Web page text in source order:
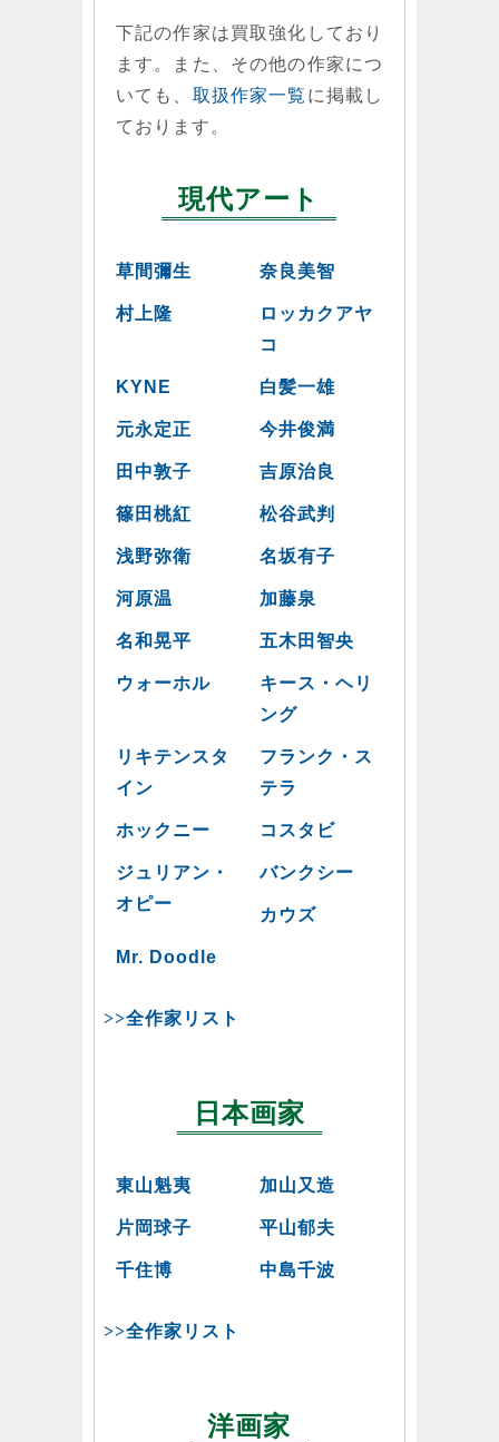
下記の作家は買取強化しており
ます。また、その他の作家につ
いても、 取扱作家一覧 に掲載し
ております。
現代アート
草間彌生 奈良美智
村上隆
ロッカクアヤ
コ
KYNE 白髪一雄
元永定正 今井俊満
田中敦子 吉原治良
篠田桃紅 松谷武判
浅野弥衛 名坂有子
河原温 加藤泉
名和晃平 五木田智央
ウォーホル
キース・ヘリ
ング
リキテンスタ
イン
フランク・ス
テラ
ホックニー コスタビ
ジュリアン・
オピー
バンクシー
カウズ
Mr. Doodle
>>全作家リスト
日本画家
東山魁夷 加山又造
片岡球子 平山郁夫
千住博 中島千波
>>全作家リスト
洋画家